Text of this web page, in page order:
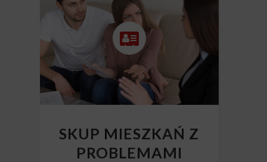
SKUP MIESZKAŃ Z
PROBLEMAMI